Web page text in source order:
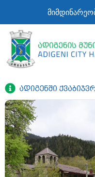
ადიგენში